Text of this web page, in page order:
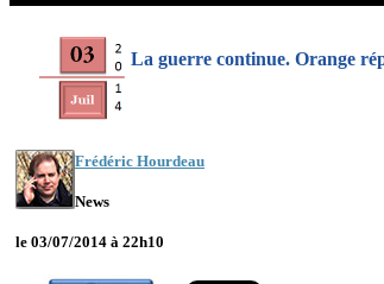
La guerre continue. Orange
Frédéric Hourdeau
News
le 03/07/2014 à 22h10